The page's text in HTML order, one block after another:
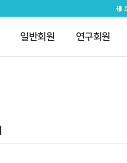
일반회원 연구회원